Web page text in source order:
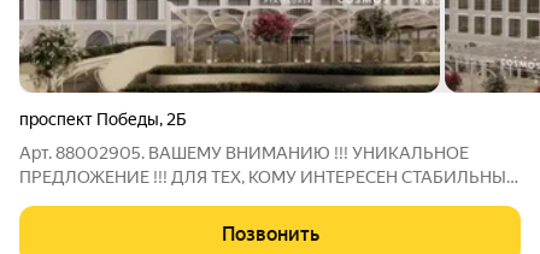
проспект Победы, 2Б
Арт. 88002905. ВАШЕМУ ВНИМАНИЮ !!! УНИКАЛЬНОЕ
ПРЕДЛОЖЕНИЕ !!! ДЛЯ ТЕХ, КОМУ ИНТЕРЕСЕН СТАБИЛЬНЫЙ
КАКОЙ ТОЧКЕ МИРА ВЫ НАХОДИТЕСЬ ! НОВЫЙ УРОВЕНЬ !!!
ДЛЯ ТЕХ, КТО ЗАНИМАЕТСЯ РАЗМЕЩЕНИЕМ ГОСТЕЙ
Позвонить